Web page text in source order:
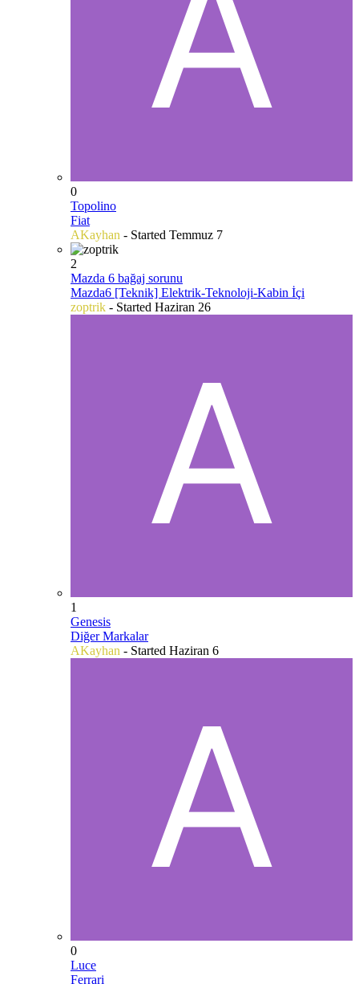
0
Topolino
Fiat
AKayhan - Started Temmuz 7
2
Mazda 6 bağaj sorunu
Mazda6 [Teknik] Elektrik-Teknoloji-Kabin İçi
zoptrik - Started Haziran 26
1
Genesis
Diğer Markalar
AKayhan - Started Haziran 6
0
Luce
Ferrari